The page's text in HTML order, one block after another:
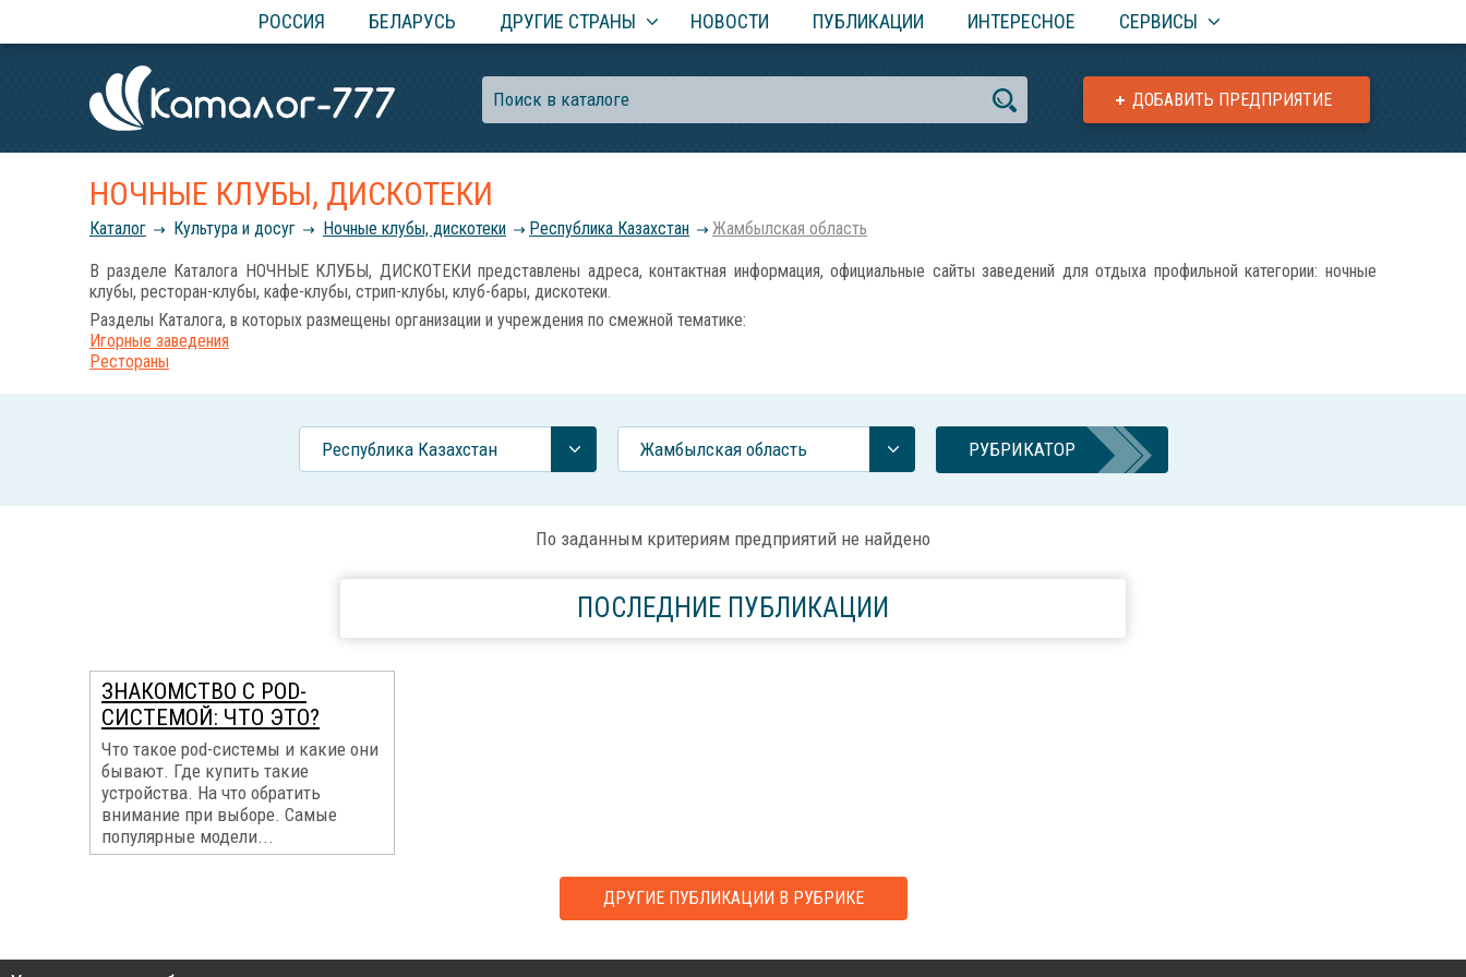
РОССИЯ БЕЛАРУСЬ ДРУГИЕ СТРАНЫ НОВОСТИ ПУБЛИКАЦИИ ИНТЕРЕСНОЕ СЕРВИСЫ
ДОБАВИТЬ ПРЕДПРИЯТИЕ
НОЧНЫЕ КЛУБЫ, ДИСКОТЕКИ
Каталог Культура и досуг Ночные клубы, дискотеки Республика Казахстан Жамбылская область
В разделе Каталога НОЧНЫЕ КЛУБЫ, ДИСКОТЕКИ представлены адреса, контактная информация, официальные сайты заведений для отдыха профильной категории: ночные
клубы, ресторан-клубы, кафе-клубы, стрип-клубы, клуб-бары, дискотеки.
Разделы Каталога, в которых размещены организации и учреждения по смежной тематике:
Игорные заведения
Рестораны
Республика Казахстан Жамбылская область РУБРИКАТОР
По заданным критериям предприятий не найдено
ПОСЛЕДНИЕ ПУБЛИКАЦИИ
ЗНАКОМСТВО С POD-
СИСТЕМОЙ: ЧТО ЭТО?
Что такое pod-системы и какие они
бывают. Где купить такие
устройства. На что обратить
внимание при выборе. Самые
популярные модели...
ДРУГИЕ ПУБЛИКАЦИИ В РУБРИКЕ